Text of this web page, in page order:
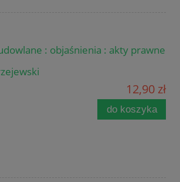
: objaśnienia : akty prawne
12,90 zł
do koszyka